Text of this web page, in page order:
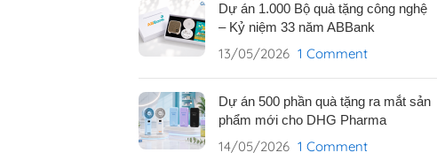
Dự án 1.000 Bộ quà tặng công nghệ
– Kỷ niệm 33 năm ABBank
13/05/2026 1 Comment
Dự án 500 phần quà tặng ra mắt sản
phẩm mới cho DHG Pharma
14/05/2026 1 Comment